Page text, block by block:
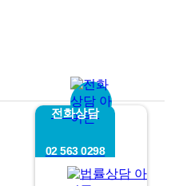
전화상담
02 563 0298